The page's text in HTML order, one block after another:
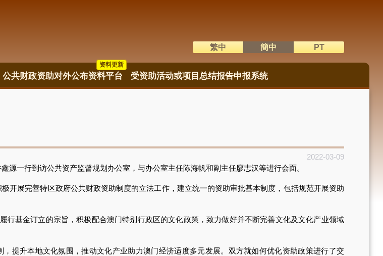
語系切換
繁中 簡中 PT
公共财政资助对外公布资料平台
资料更新
资料更新
受资助活动或项目总结报告申报系统
2022-03-09
一行到访公共资产监督规划办公室，与办公室主任陈海帆和副主任廖志汉等进行会面。
展完善特区政府公共财政资助制度的立法工作，建立统一的资助审批基本制度，包括规范开展资助
基金订立的宗旨，积极配合澳门特别行政区的文化政策，致力做好并不断完善文化及文化产业领域
升本地文化氛围，推动文化产业助力澳门经济适度多元发展。双方就如何优化资助政策进行了交